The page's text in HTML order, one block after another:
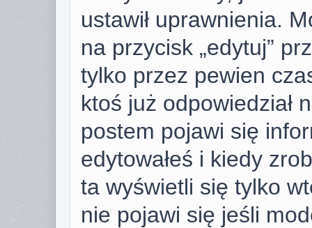
ustawił uprawnienia.
na przycisk „edytuj”
tylko przez pewien
ktoś już odpowiedział
postem pojawi się
edytowałeś i kiedy
ta wyświetli się tylko
nie pojawi się jeśli